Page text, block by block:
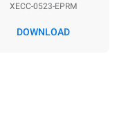
XECC-0523-EPRM
DOWNLOAD